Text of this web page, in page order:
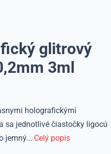
glitrový
3ml
holografickými
sa jednotlivé čiastočky ligocú
jemný... Celý popis